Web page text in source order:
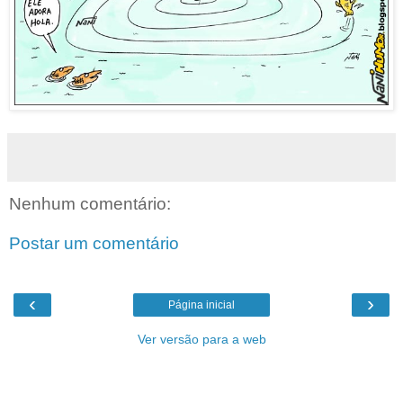
Nenhum comentário:
Postar um comentário
‹ ›
Página inicial
Ver versão para a web